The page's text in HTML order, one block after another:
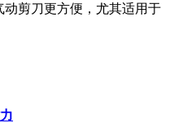
剪刀更方便，尤其适用于